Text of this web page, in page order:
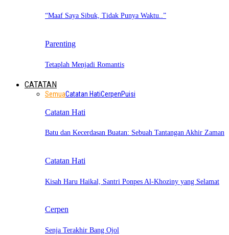
“Maaf Saya Sibuk, Tidak Punya Waktu..”
Parenting
Tetaplah Menjadi Romantis
CATATAN
SemuaCatatan HatiCerpenPuisi
Catatan Hati
Batu dan Kecerdasan Buatan: Sebuah Tantangan Akhir Zaman
Catatan Hati
Kisah Haru Haikal, Santri Ponpes Al-Khoziny yang Selamat
Cerpen
Senja Terakhir Bang Ojol